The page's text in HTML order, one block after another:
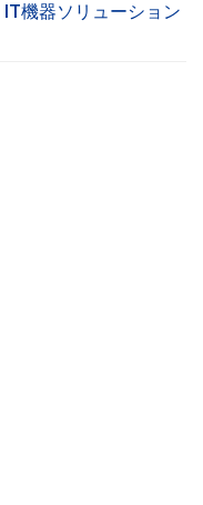
IT機器ソリューション